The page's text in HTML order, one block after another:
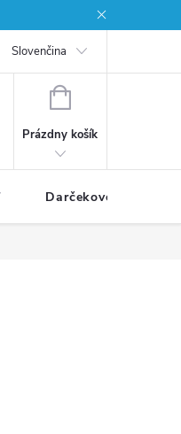
Slovenčina
NÁKUPNÝ
Prázdny košík
Darčekové poukážky